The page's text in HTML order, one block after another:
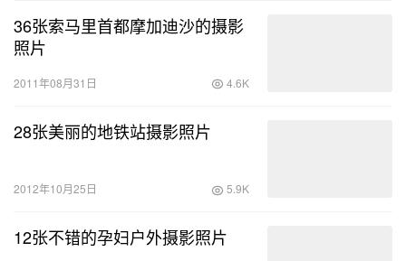
36张索马里首都摩加迪沙的摄影
照片
2011年08月31日 4.6K
28张美丽的地铁站摄影照片
2012年10月25日 5.9K
12张不错的孕妇户外摄影照片